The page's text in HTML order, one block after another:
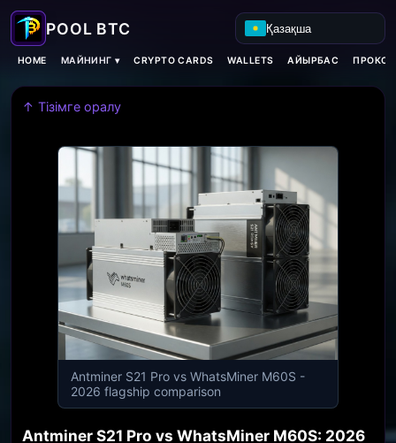
Қазақша
HOME МАЙНИНГ ▾ CRYPTO CARDS WALLETS АЙЫРБАС
↑ Тізімге оралу
Antminer S21 Pro vs WhatsMiner M60S -
2026 flagship comparison
Antminer S21 Pro vs WhatsMiner M60S: 2026